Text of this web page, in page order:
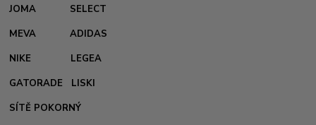
JOMA
SELECT
MEVA
ADIDAS
NIKE
LEGEA
GATORADE
LISKI
SÍTĚ POKORNÝ